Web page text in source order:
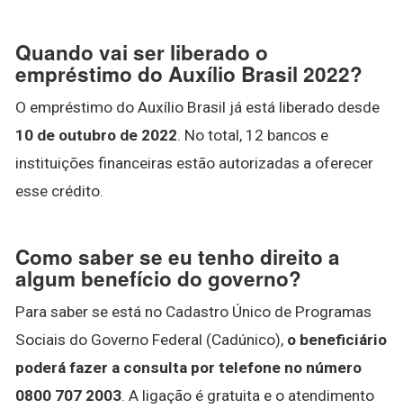
Quando vai ser liberado o
empréstimo do Auxílio Brasil 2022?
O empréstimo do Auxílio Brasil já está liberado desde
10 de outubro de 2022. No total, 12 bancos e
instituições financeiras estão autorizadas a oferecer
esse crédito.
Como saber se eu tenho direito a
algum benefício do governo?
Para saber se está no Cadastro Único de Programas
Sociais do Governo Federal (Cadúnico), o beneficiário
poderá fazer a consulta por telefone no número
0800 707 2003. A ligação é gratuita e o atendimento